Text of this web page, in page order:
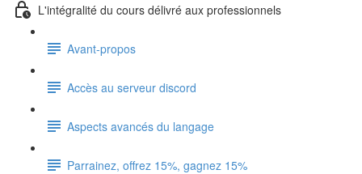
L'intégralité du cours délivré aux professionnels
Avant-propos
Accès au serveur discord
Aspects avancés du langage
Parrainez, offrez 15%, gagnez 15%